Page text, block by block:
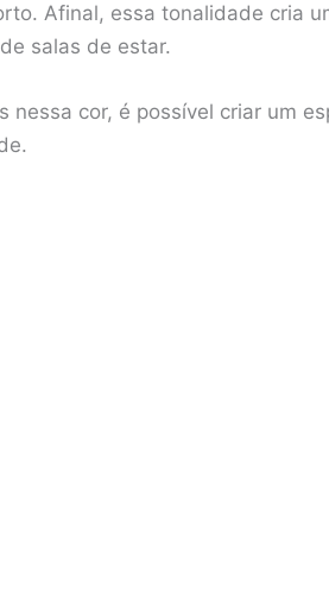
Afinal, essa tonalidade cria
salas de estar.
cor, é possível criar um